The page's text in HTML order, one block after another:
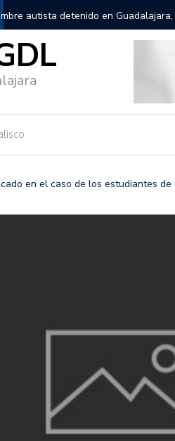
gigantes recorrerán las calles
en el caso de los estudiantes de